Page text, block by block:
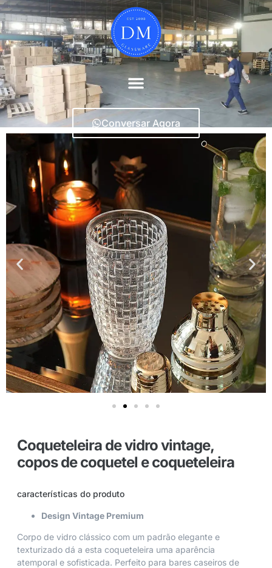
Conversar Agora
Coqueteleira de vidro vintage,
copos de coquetel e coqueteleira
características do produto
Design Vintage Premium
Corpo de vidro clássico com um padrão elegante e
texturizado dá a esta coqueteleira uma aparência
atemporal e sofisticada. Perfeito para bares caseiros de